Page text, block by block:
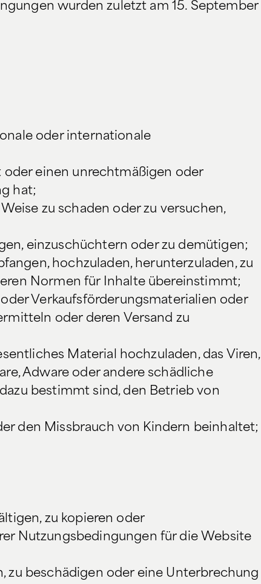
wurden zuletzt am 15. September
oder internationale
oder einen unrechtmäßigen oder
hat;
zu schaden oder zu versuchen,
einzuschüchtern oder zu demütigen;
hochzuladen, herunterzuladen, zu
Normen für Inhalte übereinstimmt;
Verkaufsförderungsmaterialien oder
oder deren Versand zu
Material hochzuladen, das Viren,
Adware oder andere schädliche
bestimmt sind, den Betrieb von
den Missbrauch von Kindern beinhaltet;
zu kopieren oder
Nutzungsbedingungen für die Website
zu beschädigen oder eine Unterbrechung